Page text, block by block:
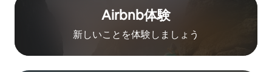
Airbnb体験
新しいことを体験しましょう